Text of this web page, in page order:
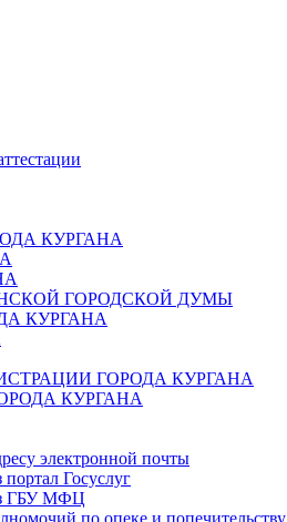
КУРГАНА
ГОРОДСКОЙ ДУМЫ
КУРГАНА
ГОРОДА КУРГАНА
КУРГАНА
электронной почты
Госуслуг
ГБУ МФЦ
по опеке и попечительству